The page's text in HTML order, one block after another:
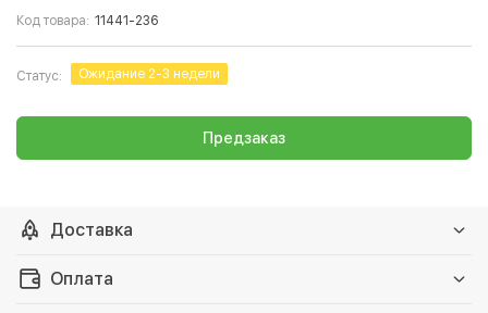
Код товара: 11441-236
Статус: Ожидание 2-3 недели
Предзаказ
Доставка
Доставка на Нову почту
За тарифами перевозчика
Оплата